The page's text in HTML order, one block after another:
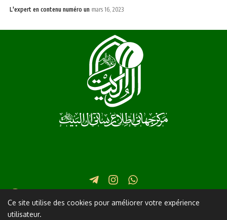
L'expert en contenu numéro un mars 16, 2023
Iran Qom Martyr Fatimi Street in front of Lane 17 No. 2
+982537745111
Ce site utilise des cookies pour améliorer votre expérience
utilisateur.